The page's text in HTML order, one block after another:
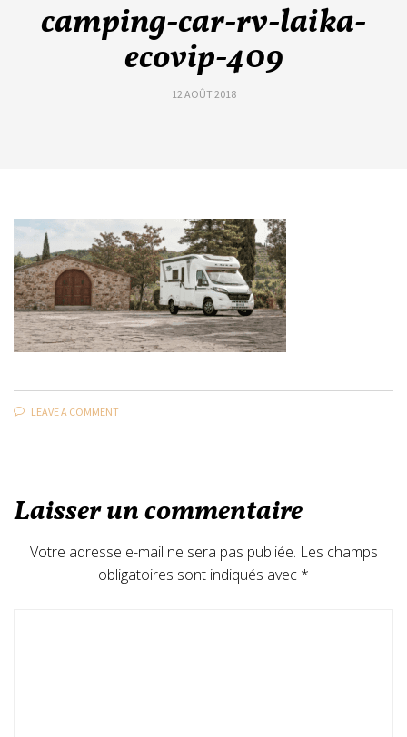
camping-car-rv-laika-
ecovip-409
12 AOÛT 2018
LEAVE A COMMENT
Laisser un commentaire
Votre adresse e-mail ne sera pas publiée. Les champs
obligatoires sont indiqués avec *